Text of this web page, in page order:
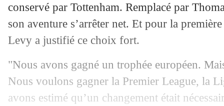
conservé par Tottenham. Remplacé par
son aventure s’arrêter net. Et pour la
Levy a justifié ce choix fort.
"Nous avons gagné un trophée européen.
Nous voulons gagner la Premier League, la
avons estimé qu’un changement était
18/06 Al Hilal: Inzaghi et son départ de
18/06 Barça: Joan Garcia fait ses adieux à
18/06 Paris FC: accord avec Nantes pour
18/06 Santos: Neymar a failli retrouver